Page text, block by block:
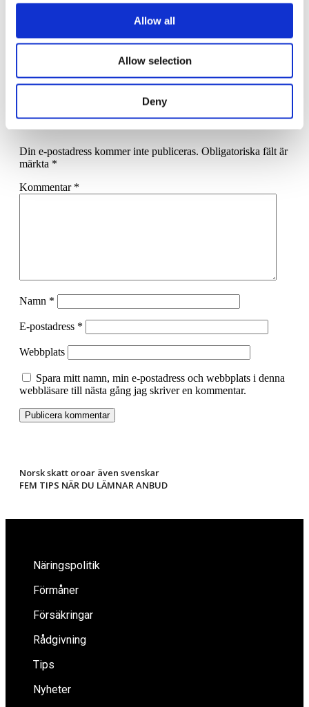
Allow all
Allow selection
Deny
Lämna ett svar
Din e-postadress kommer inte publiceras. Obligatoriska fält är
märkta *
Kommentar *
Namn *
E-postadress *
Webbplats
Spara mitt namn, min e-postadress och webbplats i denna
webbläsare till nästa gång jag skriver en kommentar.
Norsk skatt oroar även svenskar
FEM TIPS NÄR DU LÄMNAR ANBUD
Näringspolitik
Förmåner
Försäkringar
Rådgivning
Tips
Nyheter